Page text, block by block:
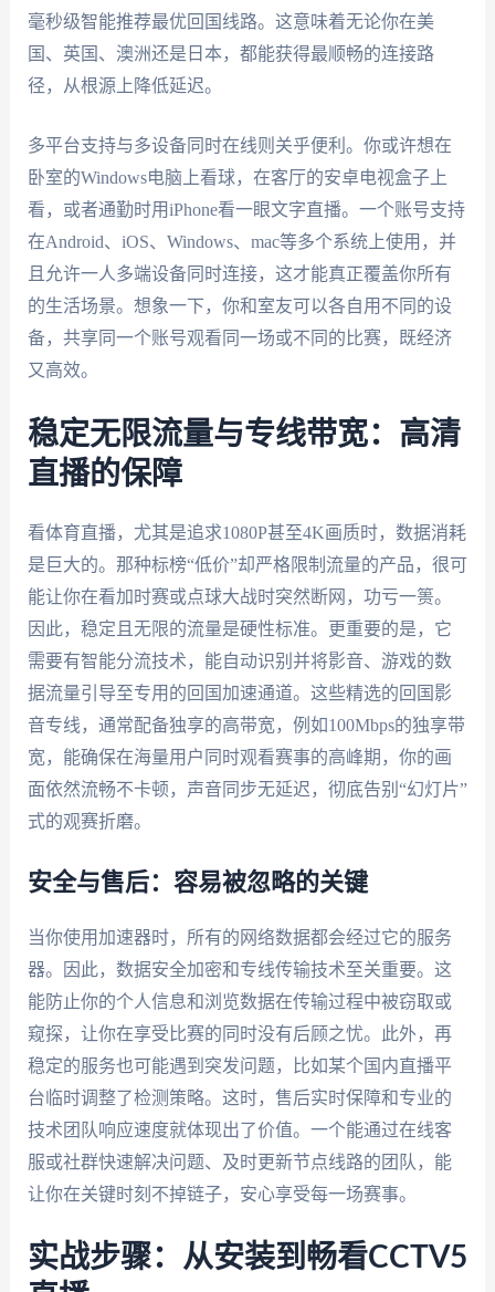
毫秒级智能推荐最优回国线路。这意味着无论你在美
国、英国、澳洲还是日本，都能获得最顺畅的连接路
径，从根源上降低延迟。
多平台支持与多设备同时在线则关乎便利。你或许想在
卧室的Windows电脑上看球，在客厅的安卓电视盒子上
看，或者通勤时用iPhone看一眼文字直播。一个账号支持
在Android、iOS、Windows、mac等多个系统上使用，并
且允许一人多端设备同时连接，这才能真正覆盖你所有
的生活场景。想象一下，你和室友可以各自用不同的设
备，共享同一个账号观看同一场或不同的比赛，既经济
又高效。
稳定无限流量与专线带宽：高清
直播的保障
看体育直播，尤其是追求1080P甚至4K画质时，数据消耗
是巨大的。那种标榜“低价”却严格限制流量的产品，很可
能让你在看加时赛或点球大战时突然断网，功亏一篑。
因此，稳定且无限的流量是硬性标准。更重要的是，它
需要有智能分流技术，能自动识别并将影音、游戏的数
据流量引导至专用的回国加速通道。这些精选的回国影
音专线，通常配备独享的高带宽，例如100Mbps的独享带
宽，能确保在海量用户同时观看赛事的高峰期，你的画
面依然流畅不卡顿，声音同步无延迟，彻底告别“幻灯片”
式的观赛折磨。
安全与售后：容易被忽略的关键
当你使用加速器时，所有的网络数据都会经过它的服务
器。因此，数据安全加密和专线传输技术至关重要。这
能防止你的个人信息和浏览数据在传输过程中被窃取或
窥探，让你在享受比赛的同时没有后顾之忧。此外，再
稳定的服务也可能遇到突发问题，比如某个国内直播平
台临时调整了检测策略。这时，售后实时保障和专业的
技术团队响应速度就体现出了价值。一个能通过在线客
服或社群快速解决问题、及时更新节点线路的团队，能
让你在关键时刻不掉链子，安心享受每一场赛事。
实战步骤：从安装到畅看CCTV5